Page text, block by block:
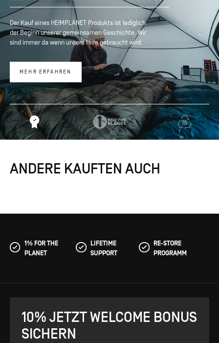
Der Kauf eines HEIMPLANET Produkts ist lediglich
der Beginn unserer gemeinsamen Geschichte. Wir
sind immer da wenn unsere Hilfe gebraucht wird.
MEHR ERFAHREN
ANDERE KAUFTEN AUCH
1% FOR THE
PLANET
LIFETIME
SUPPORT
RE-STORE
PROGRAMM
10% JETZT WELCOME BONUS
SICHERN